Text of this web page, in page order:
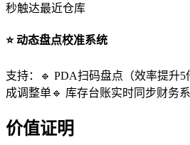
秒触达最近仓库
⭐ 动态盘点校准系统
支持：🔹 PDA扫码盘点（效率提升
成调整单🔹 库存台账实时同步财务
价值证明